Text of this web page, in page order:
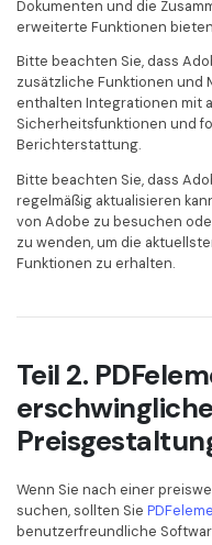
Dokumenten und die
erweiterte Funktionen
Bitte beachten Sie, dass
zusätzliche Funktionen und
enthalten Integrationen mit
Sicherheitsfunktionen und
Berichterstattung.
Bitte beachten Sie, dass
regelmäßig aktualisieren
von Adobe zu besuchen
zu wenden, um die
Funktionen zu erhalten.
Teil 2.
Wenn Sie nach einer
suchen, sollten Sie
benutzerfreundliche